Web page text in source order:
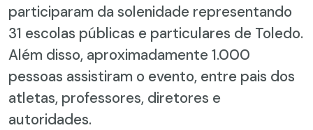
participaram da solenidade representando
31 escolas públicas e particulares de Toledo.
Além disso, aproximadamente 1.000
pessoas assistiram o evento, entre pais dos
atletas, professores, diretores e
autoridades.